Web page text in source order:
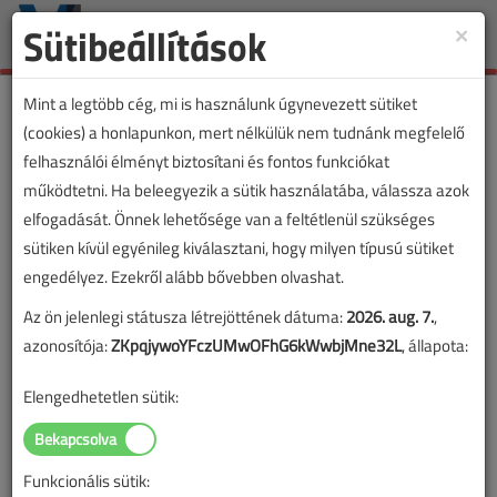
Toggle
×
Sütibeállítások
Mint a legtöbb cég, mi is használunk úgynevezett sütiket
(cookies) a honlapunkon, mert nélkülük nem tudnánk megfelelő
felhasználói élményt biztosítani és fontos funkciókat
működtetni. Ha beleegyezik a sütik használatába, válassza azok
elfogadását. Önnek lehetősége van a feltétlenül szükséges
sütiken kívül egyénileg kiválasztani, hogy milyen típusú sütiket
engedélyez. Ezekről alább bővebben olvashat.
Az ön jelenlegi státusza létrejöttének dátuma:2026. aug. 7.,
azonosítója:ZKpqjywoYFczUMwOFhG6kWwbjMne32L, állapota:
Elengedhetetlen sütik:
Funkcionális sütik: